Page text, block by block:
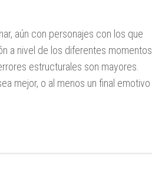
aún con personajes con los que
a nivel de los diferentes momentos
estructurales son mayores.
mejor, o al menos un final emotivo